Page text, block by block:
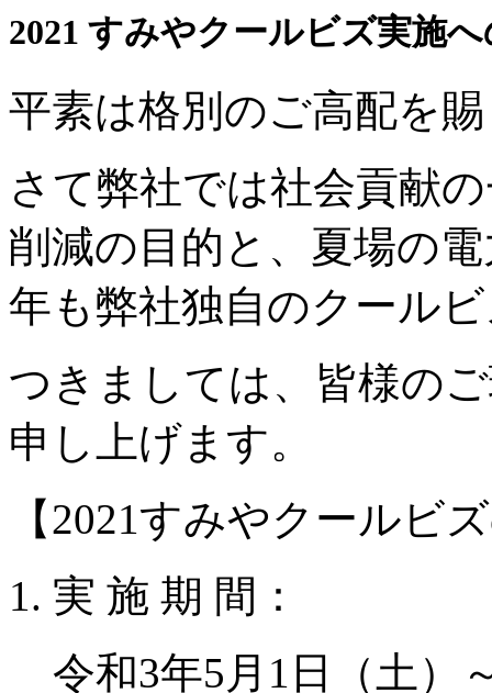
2021 すみやクールビズ実施
平素は格別のご高配を
さて弊社では社会貢献
削減の目的と、夏場の
年も弊社独自のクール
つきましては、皆様の
申し上げます。
【2021すみやクールビ
実 施 期 間：
令和3年5月1日（土）